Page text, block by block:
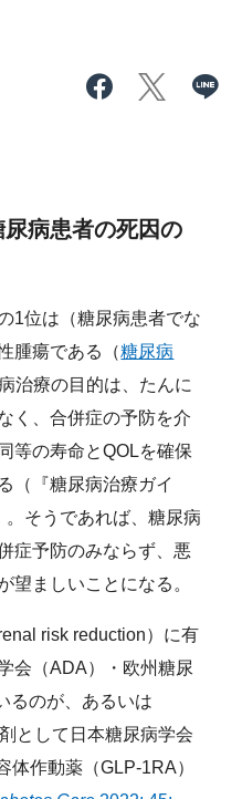
病患者の死因の
1位は（糖尿病患者でな
腫瘍である（糖尿病
治療の目的は、たんに
く、合併症の予防を介
等の寿命とQOLを確保
（『糖尿病治療ガイ
。そうであれば、糖尿病
症予防のみならず、悪
望ましいことになる。
risk reduction）に有
会（ADA）・欧州糖尿
るのが、あるいは
として日本糖尿病学会
体作動薬（GLP-1RA）